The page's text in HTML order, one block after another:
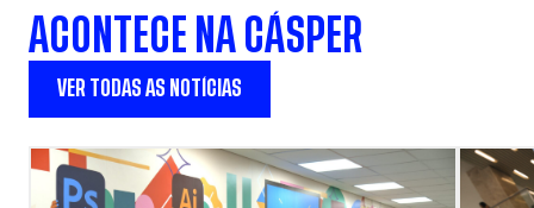
ACONTECE NA CÁSPER
VER TODAS AS NOTÍCIAS